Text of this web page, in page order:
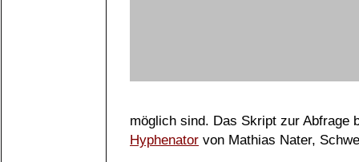
möglich sind. Das Skript zur Abfrage
Hyphenator von Mathias Nater,